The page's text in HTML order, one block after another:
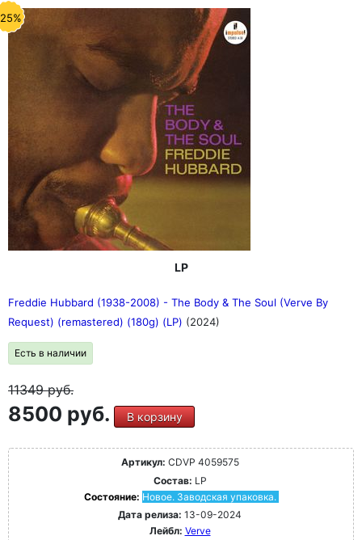
LP
Freddie Hubbard (1938-2008) - The Body & The Soul (Verve By
Request) (remastered) (180g) (LP) (2024)
Есть в наличии
11349руб.
8500 руб. В корзину
Артикул: CDVP 4059575
Состав: LP
Состояние: Новое. Заводская упаковка.
Дата релиза: 13-09-2024
Лейбл: Verve